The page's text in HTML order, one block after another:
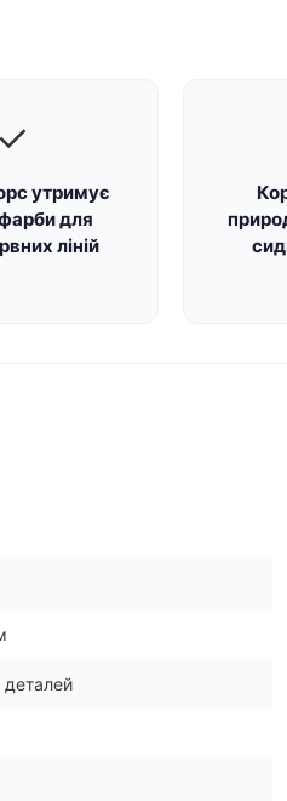
✓
утримує
для
ліній
деталей